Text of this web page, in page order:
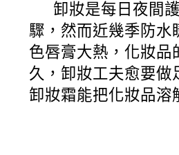
卸妝是每日夜間
驟，然而近幾季防水
色唇膏大熱，化妝品
久，卸妝工夫愈要做
卸妝霜能把化妝品溶